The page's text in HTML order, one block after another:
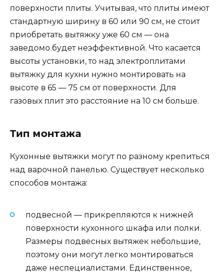
поверхности плиты. Учитывая, что плиты имеют
стандартную ширину в 60 или 90 см, не стоит
приобретать вытяжку уже 60 см — она
заведомо будет неэффективной. Что касается
высоты установки, то над электроплитами
вытяжку для кухни нужно монтировать на
высоте в 65 — 75 см от поверхности. Для
газовых плит это расстояние на 10 см больше.
Тип монтажа
Кухонные вытяжки могут по разному крепиться
над варочной панелью. Существует несколько
способов монтажа:
подвесной — прикрепляются к нижней
поверхности кухонного шкафа или полки.
Размеры подвесных вытяжек небольшие,
поэтому они могут легко монтироваться
даже неспециалистами. Единственное,